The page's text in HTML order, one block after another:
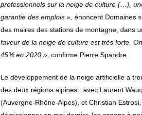
professionnels sur la neige de culture (…),
garantie des emplois », énoncent Domaines
des maires des stations de montagne, dans
faveur de la neige de culture est très forte.
45% en 2020 », confirme Pierre Spandre.
Le développement de la neige artificielle a
des deux régions alpines : avec Laurent
(Auvergne-Rhône-Alpes), et Christian